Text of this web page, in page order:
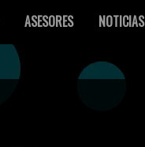
ASESORES NOTICIAS